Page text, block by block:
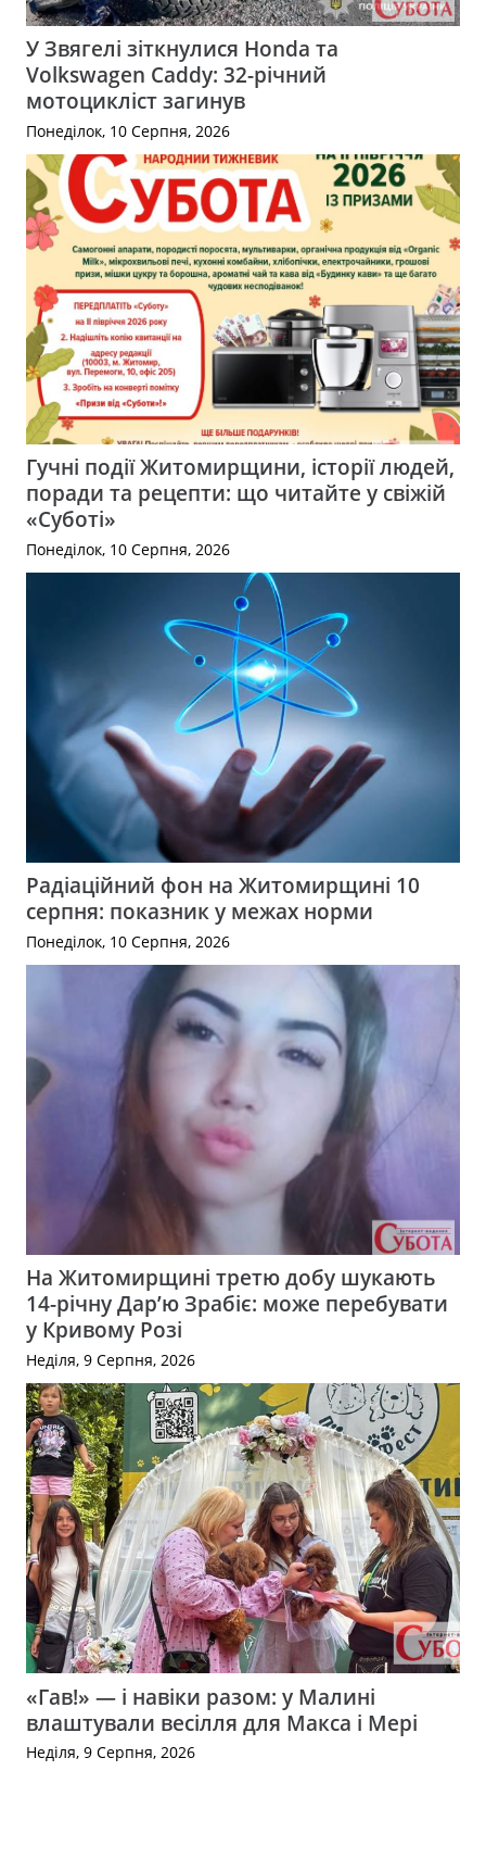
У Звягелі зіткнулися Honda та
Volkswagen Caddy: 32-річний
мотоцикліст загинув
Понеділок, 10 Серпня, 2026
Гучні події Житомирщини, історії людей,
поради та рецепти: що читайте у свіжій
«Суботі»
Понеділок, 10 Серпня, 2026
Радіаційний фон на Житомирщині 10
серпня: показник у межах норми
Понеділок, 10 Серпня, 2026
На Житомирщині третю добу шукають
14-річну Дар’ю Зрабіє: може перебувати
у Кривому Розі
Неділя, 9 Серпня, 2026
«Гав!» — і навіки разом: у Малині
влаштували весілля для Макса і Мері
Неділя, 9 Серпня, 2026